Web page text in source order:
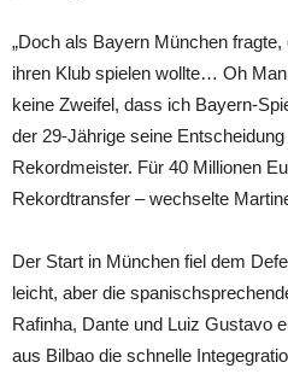
„Doch als Bayern München
ihren Klub spielen wollte… Oh
keine Zweifel, dass ich Bayern-
der 29-Jährige seine
Rekordmeister. Für 40 Millionen
Rekordtransfer – wechselte
Der Start in München fiel dem
leicht, aber die
Rafinha, Dante und Luiz Gustavo
aus Bilbao die schnelle